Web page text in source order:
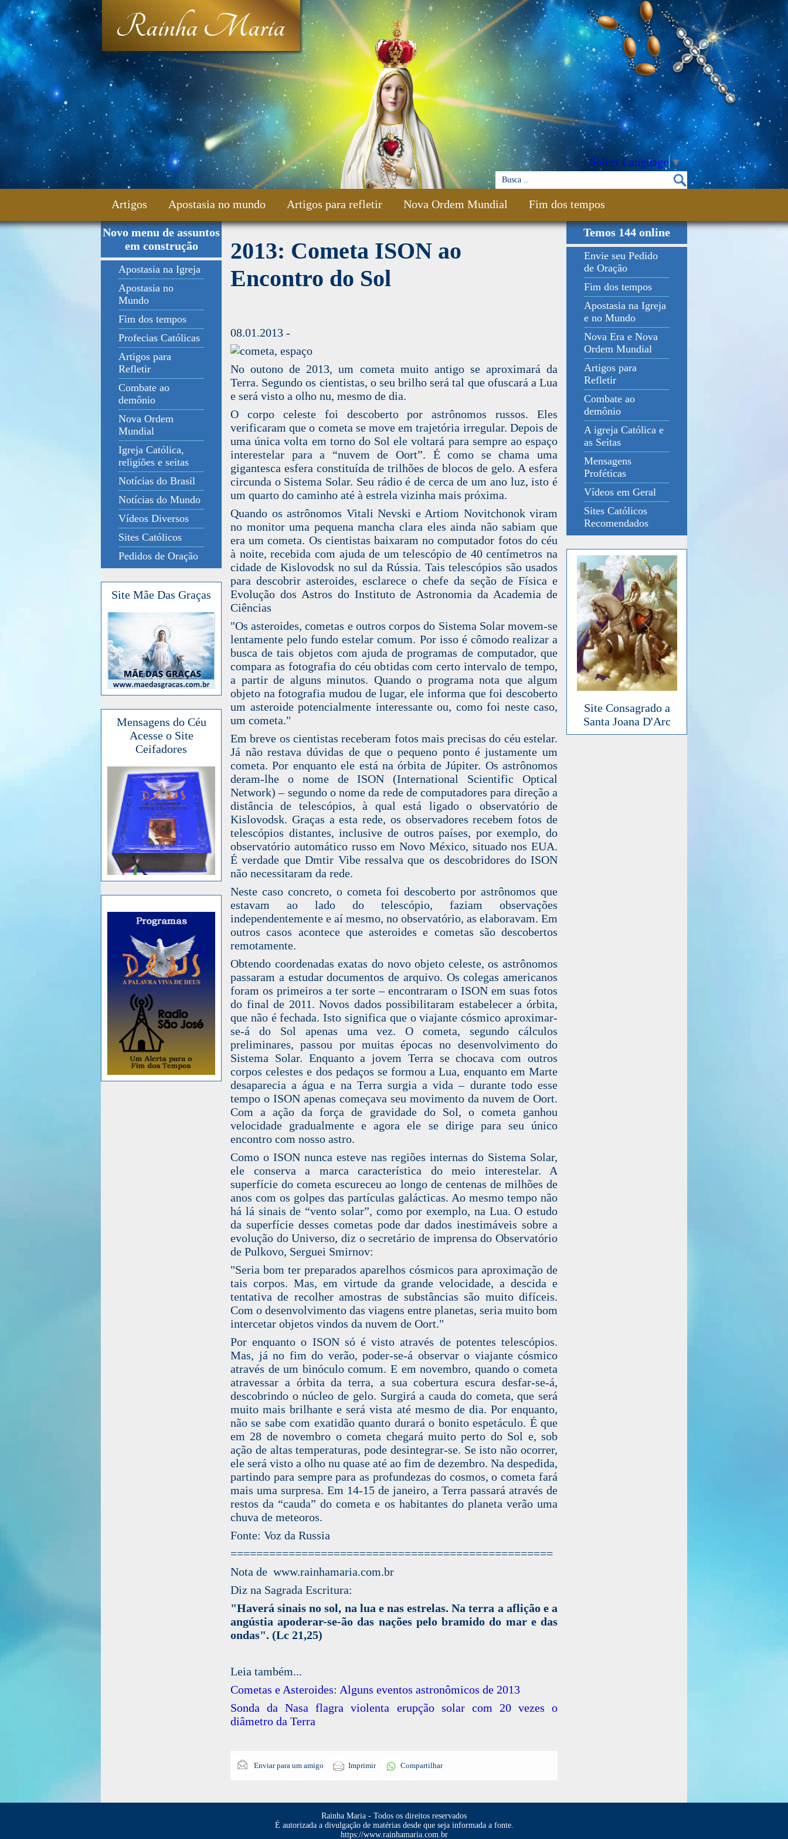
Rainha Maria
Select Language ▼
Artigos Apostasia no mundo Artigos para refletir Nova Ordem Mundial Fim dos tempos
Fale Conosco
Novo menu de assuntos
em construção
Apostasia na Igreja
Apostasia no
Mundo
Fim dos tempos
Profecias Católicas
Artigos para
Refletir
Combate ao
demônio
Nova Ordem
Mundial
Igreja Católica,
religiões e seitas
Notícias do Brasil
Notícias do Mundo
Vídeos Diversos
Sites Católicos
Pedidos de Oração
Site Mãe Das Graças
Mensagens do Céu
Acesse o Site
Ceifadores
2013: Cometa ISON ao
Encontro do Sol
08.01.2013 -
No outono de 2013, um cometa muito antigo se aproximará da
Terra. Segundo os cientistas, o seu brilho será tal que ofuscará a Lua
e será visto a olho nu, mesmo de dia.
O corpo celeste foi descoberto por astrônomos russos. Eles
verificaram que o cometa se move em trajetória irregular. Depois de
uma única volta em torno do Sol ele voltará para sempre ao espaço
interestelar para a “nuvem de Oort”. É como se chama uma
gigantesca esfera constituída de trilhões de blocos de gelo. A esfera
circunda o Sistema Solar. Seu rádio é de cerca de um ano luz, isto é
um quarto do caminho até à estrela vizinha mais próxima.
Quando os astrônomos Vitali Nevski e Artiom Novitchonok viram
no monitor uma pequena mancha clara eles ainda não sabiam que
era um cometa. Os cientistas baixaram no computador fotos do céu
à noite, recebida com ajuda de um telescópio de 40 centímetros na
cidade de Kislovodsk no sul da Rússia. Tais telescópios são usados
para descobrir asteroides, esclarece o chefe da seção de Física e
Evolução dos Astros do Instituto de Astronomia da Academia de
Ciências
"Os asteroides, cometas e outros corpos do Sistema Solar movem-se
lentamente pelo fundo estelar comum. Por isso é cômodo realizar a
busca de tais objetos com ajuda de programas de computador, que
compara as fotografia do céu obtidas com certo intervalo de tempo,
a partir de alguns minutos. Quando o programa nota que algum
objeto na fotografia mudou de lugar, ele informa que foi descoberto
um asteroide potencialmente interessante ou, como foi neste caso,
um cometa."
Em breve os cientistas receberam fotos mais precisas do céu estelar.
Já não restava dúvidas de que o pequeno ponto é justamente um
cometa. Por enquanto ele está na órbita de Júpiter. Os astrônomos
deram-lhe o nome de ISON (International Scientific Optical
Network) – segundo o nome da rede de computadores para direção a
distância de telescópios, à qual está ligado o observatório de
Kislovodsk. Graças a esta rede, os observadores recebem fotos de
telescópios distantes, inclusive de outros países, por exemplo, do
observatório automático russo em Novo México, situado nos EUA.
É verdade que Dmtir Vibe ressalva que os descobridores do ISON
não necessitaram da rede.
Neste caso concreto, o cometa foi descoberto por astrônomos que
estavam ao lado do telescópio, faziam observações
independentemente e aí mesmo, no observatório, as elaboravam. Em
outros casos acontece que asteroides e cometas são descobertos
remotamente.
Obtendo coordenadas exatas do novo objeto celeste, os astrônomos
passaram a estudar documentos de arquivo. Os colegas americanos
foram os primeiros a ter sorte – encontraram o ISON em suas fotos
do final de 2011. Novos dados possibilitaram estabelecer a órbita,
que não é fechada. Isto significa que o viajante cósmico aproximar-
se-á do Sol apenas uma vez. O cometa, segundo cálculos
preliminares, passou por muitas épocas no desenvolvimento do
Sistema Solar. Enquanto a jovem Terra se chocava com outros
corpos celestes e dos pedaços se formou a Lua, enquanto em Marte
desaparecia a água e na Terra surgia a vida – durante todo esse
tempo o ISON apenas começava seu movimento da nuvem de Oort.
Com a ação da força de gravidade do Sol, o cometa ganhou
velocidade gradualmente e agora ele se dirige para seu único
encontro com nosso astro.
Como o ISON nunca esteve nas regiões internas do Sistema Solar,
ele conserva a marca característica do meio interestelar. A
superfície do cometa escureceu ao longo de centenas de milhões de
anos com os golpes das partículas galácticas. Ao mesmo tempo não
há lá sinais de “vento solar”, como por exemplo, na Lua. O estudo
da superfície desses cometas pode dar dados inestimáveis sobre a
evolução do Universo, diz o secretário de imprensa do Observatório
de Pulkovo, Serguei Smirnov:
"Seria bom ter preparados aparelhos cósmicos para aproximação de
tais corpos. Mas, em virtude da grande velocidade, a descida e
tentativa de recolher amostras de substâncias são muito difíceis.
Com o desenvolvimento das viagens entre planetas, seria muito bom
intercetar objetos vindos da nuvem de Oort."
Por enquanto o ISON só é visto através de potentes telescópios.
Mas, já no fim do verão, poder-se-á observar o viajante cósmico
através de um binóculo comum. E em novembro, quando o cometa
atravessar a órbita da terra, a sua cobertura escura desfar-se-á,
descobrindo o núcleo de gelo. Surgirá a cauda do cometa, que será
muito mais brilhante e será vista até mesmo de dia. Por enquanto,
não se sabe com exatidão quanto durará o bonito espetáculo. É que
em 28 de novembro o cometa chegará muito perto do Sol e, sob
ação de altas temperaturas, pode desintegrar-se. Se isto não ocorrer,
ele será visto a olho nu quase até ao fim de dezembro. Na despedida,
partindo para sempre para as profundezas do cosmos, o cometa fará
mais uma surpresa. Em 14-15 de janeiro, a Terra passará através de
restos da “cauda” do cometa e os habitantes do planeta verão uma
chuva de meteoros.
Fonte: Voz da Russia
==================================================
Nota de www.rainhamaria.com.br
Diz na Sagrada Escritura:
"Haverá sinais no sol, na lua e nas estrelas. Na terra a aflição e a
angústia apoderar-se-ão das nações pelo bramido do mar e das
ondas". (Lc 21,25)
Leia também...
Cometas e Asteroides: Alguns eventos astronômicos de 2013
Sonda da Nasa flagra violenta erupção solar com 20 vezes o
diâmetro da Terra
Enviar para um amigo Imprimir Compartilhar
Temos 144 online
Envie seu Pedido
de Oração
Fim dos tempos
Apostasia na Igreja
e no Mundo
Nova Era e Nova
Ordem Mundial
Artigos para
Refletir
Combate ao
demônio
A igreja Católica e
as Seitas
Mensagens
Proféticas
Vídeos em Geral
Sites Católicos
Recomendados
Site Consagrado a
Santa Joana D'Arc
Rainha Maria - Todos os direitos reservados
É autorizada a divulgação de matérias desde que seja informada a fonte.
https://www.rainhamaria.com.br